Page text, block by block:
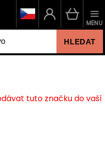
HLEDAT
MENU
tuto značku do vaší